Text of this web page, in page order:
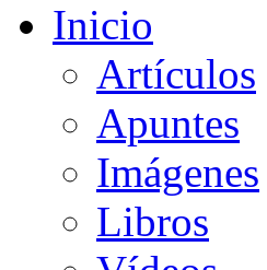
Inicio
Artículos
Apuntes
Imágenes
Libros